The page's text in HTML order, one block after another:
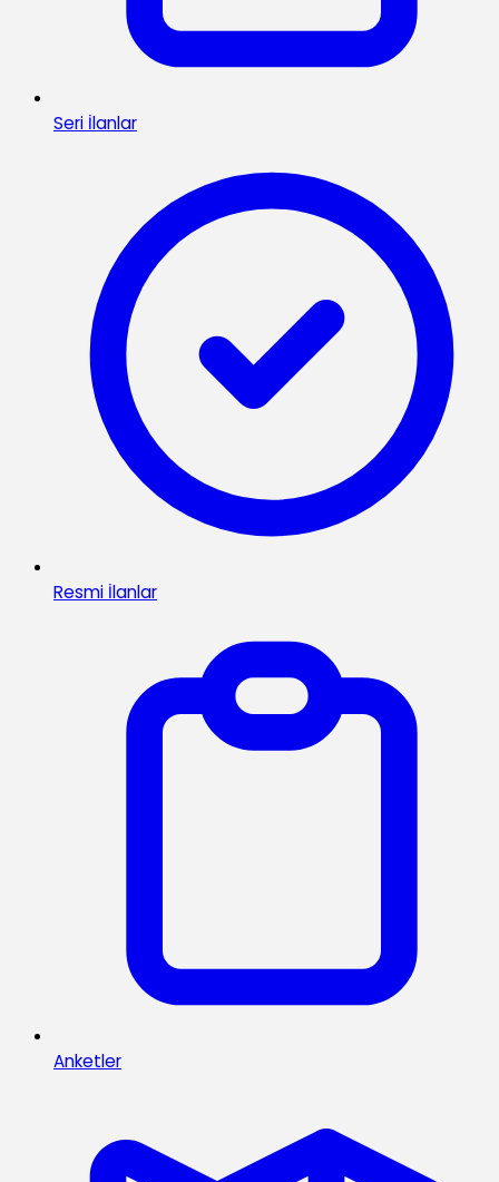
Seri İlanlar
Resmi İlanlar
Anketler